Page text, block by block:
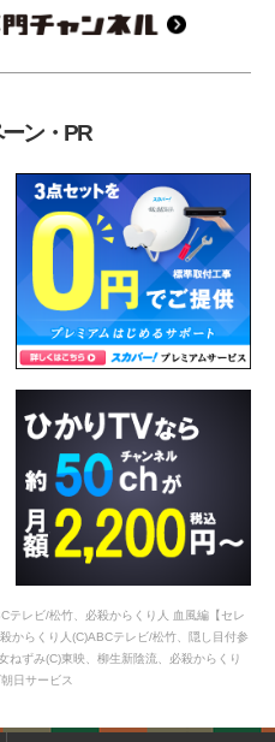
ン・PR
テレビ/松竹、必殺からくり人 血風編【セレ
からくり人(C)ABCテレビ/松竹、隠し目付参
ねずみ(C)東映、柳生新陰流、必殺からくり
日サービス